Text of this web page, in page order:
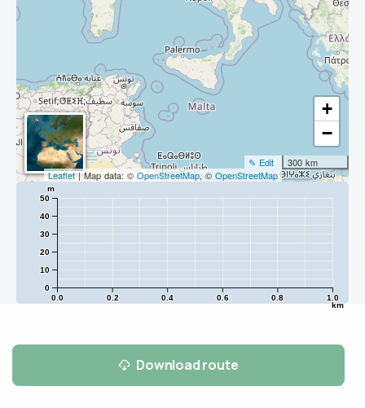
+
−
300 km
✎ Edit
Leaflet| Map data: © OpenStreetMap, © OpenStreetMap
0.0 0.2 0.4 0.6 0.8 1.0
km
0
10
20
30
40
50
m
Download route